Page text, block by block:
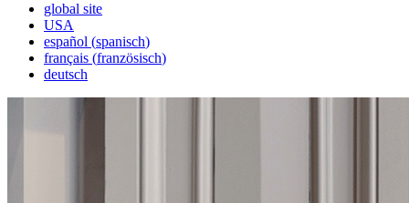
global site
USA
español (spanisch)
français (französisch)
deutsch